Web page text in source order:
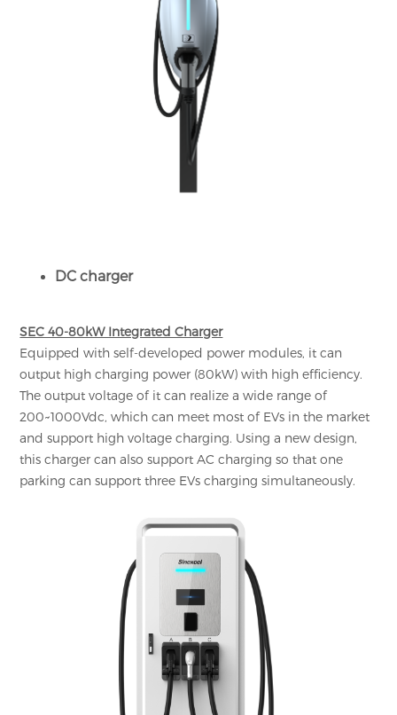
DC charger
SEC 40-80kW Integrated Charger
Equipped with self-developed power modules, it can
output high charging power (80kW) with high efficiency.
The output voltage of it can realize a wide range of
200~1000Vdc, which can meet most of EVs in the market
and support high voltage charging. Using a new design,
this charger can also support AC charging so that one
parking can support three EVs charging simultaneously.